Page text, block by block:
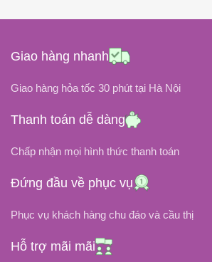
ĐIỆN ÁP ĐẦU VÀO
100V ~ 240V
DÒNG ĐIỆN 3.34A
100V ~ 240V
Giao hàng nhanh
Giao hàng hỏa tốc 30 phút tại Hà Nội
Thanh toán dễ dàng
Chấp nhận mọi hình thức thanh toán
Đứng đầu về phục vụ
Phục vụ khách hàng chu đáo và cầu thị
Hỗ trợ mãi mãi